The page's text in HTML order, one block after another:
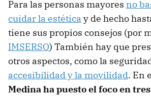
Para las personas mayores no
cuidar la estética y de hecho
tiene sus propios consejos (por
IMSERSO) También hay que
otros aspectos, como la
accesibilidad y la movilidad. En
Medina ha puesto el foco en